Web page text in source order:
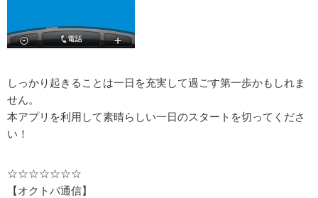
しっかり起きることは一日を充実して過ごす第一歩かもしれま
せん。
本アプリを利用して素晴らしい一日のスタートを切ってくださ
い！
☆☆☆☆☆☆☆
【オクトバ通信】